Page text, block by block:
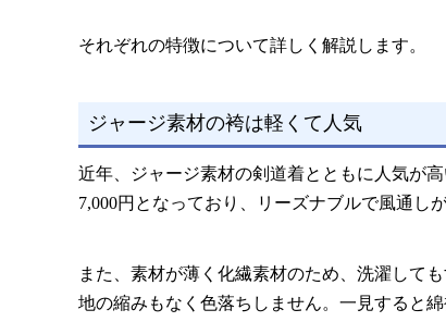
それぞれの特徴について詳しく解説します。
ジャージ素材の袴は軽くて人気
近年、ジャージ素材の剣道着とともに人気が
7,000円となっており、リーズナブルで風通し
また、素材が薄く化繊素材のため、洗濯して
地の縮みもなく色落ちしません。一見すると